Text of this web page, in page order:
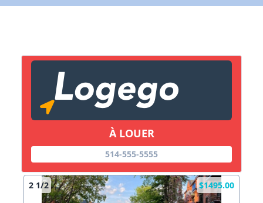
À LOUER
514-555-5555
2 1/2 $1495.00
X Fermer
Lien vers inscription (sera inclus dans courriel)
Copier lien